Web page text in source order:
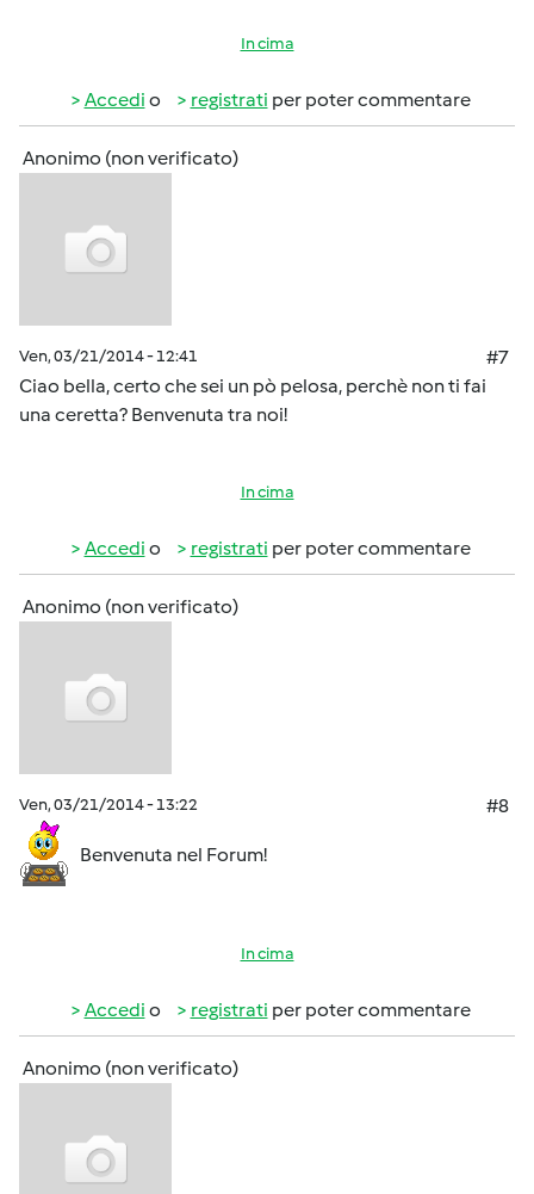
In cima
Accedi o registrati per poter commentare
Anonimo (non verificato)
Ven, 03/21/2014 - 12:41
#7
Ciao bella, certo che sei un pò pelosa, perchè non ti fai
una ceretta? Benvenuta tra noi!
In cima
Accedi o registrati per poter commentare
Anonimo (non verificato)
Ven, 03/21/2014 - 13:22 #8
Benvenuta nel Forum!
In cima
Accedi o registrati per poter commentare
Anonimo (non verificato)